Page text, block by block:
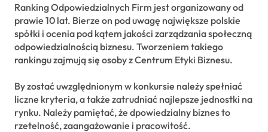
Ranking Odpowiedzialnych Firm jest organizowany od
prawie 10 lat. Bierze on pod uwagę największe polskie
spółki i ocenia pod kątem jakości zarządzania społeczną
odpowiedzialnością biznesu. Tworzeniem takiego
rankingu zajmują się osoby z Centrum Etyki Biznesu.
By zostać uwzględnionym w konkursie należy spełniać
liczne kryteria, a także zatrudniać najlepsze jednostki na
rynku. Należy pamiętać, że dpowiedzialny biznes to
rzetelność, zaangażowanie i pracowitość.